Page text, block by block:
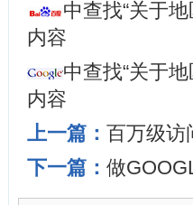
中查找“关于
内容
中查找“关于
内容
上一篇： 百万级访
下一篇： 做